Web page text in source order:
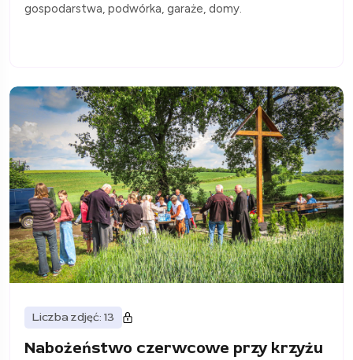
gospodarstwa, podwórka, garaże, domy.
Liczba zdjęć: 13
Nabożeństwo czerwcowe przy krzyżu